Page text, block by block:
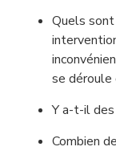
Quels
se
Y a-t-il
Combien